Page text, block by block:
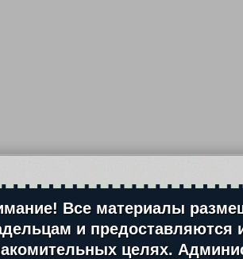
Все материалы
и предоставляются
целях.